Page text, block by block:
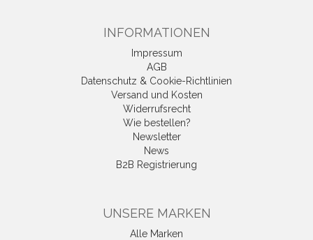
INFORMATIONEN
Impressum
AGB
Datenschutz & Cookie-Richtlinien
Versand und Kosten
Widerrufsrecht
Wie bestellen?
Newsletter
News
B2B Registrierung
UNSERE MARKEN
Alle Marken